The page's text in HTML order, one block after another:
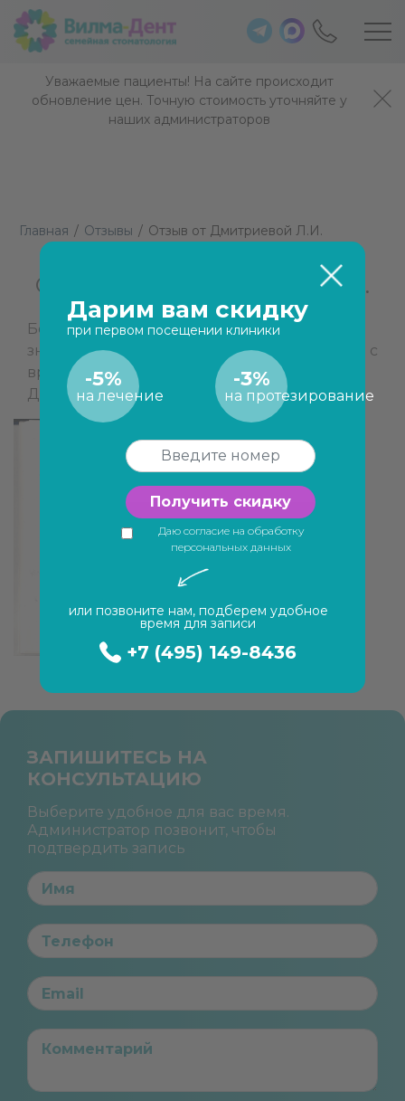
Уважаемые пациенты! На сайте происходит
обновление цен. Точную стоимость уточняйте у
наших администраторов
Главная / Отзывы / Отзыв от Дмитриевой Л.И.
Отзыв от Дмитриевой Л.И.
Большое спасибо Наталье. Очень опытная,
знающая! Прекрасно работающая в тандеме с
врачом!
Дмитриева Л.И.
ЗАПИШИТЕСЬ НА
КОНСУЛЬТАЦИЮ
Выберите удобное для вас время.
Администратор позвонит, чтобы
подтвердить запись
Дарим вам скидку
при первом посещении клиники
-5%
на лечение
-3%
на протезирование
Получить скидку
Даю согласие на обработку
персональных данных
или позвоните нам, подберем удобное
время для записи
+7 (495) 149-8436